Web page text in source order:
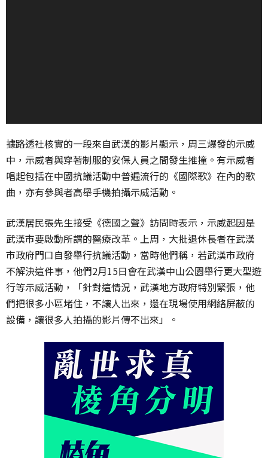
據路透社核實的一段來自武漢的影片顯示，周三爆發的示威
中，示威者與穿著制服的安保人員之間發生推撞。有示威者
唱起包括在中國抗議活動中普遍流行的《國際歌》在內的歌
曲，亦有參與者高舉手機拍攝示威活動。
武漢居民張先生接受《德國之聲》訪問時表示，示威起因是
武漢市要啟動所謂的醫療改革。上周，大批退休長者在武漢
市政府門口自發舉行抗議活動，當時他們稱，若武漢市政府
不解決這件事，他們2月15日會在武漢中山公園舉行更大型遊
行等示威活動，「針對這情況，武漢地方政府特別緊張，他
們把很多小區堵住，不讓人出來，還在現場使用網絡屏蔽的
設備，讓很多人拍攝的影片傳不出來」。